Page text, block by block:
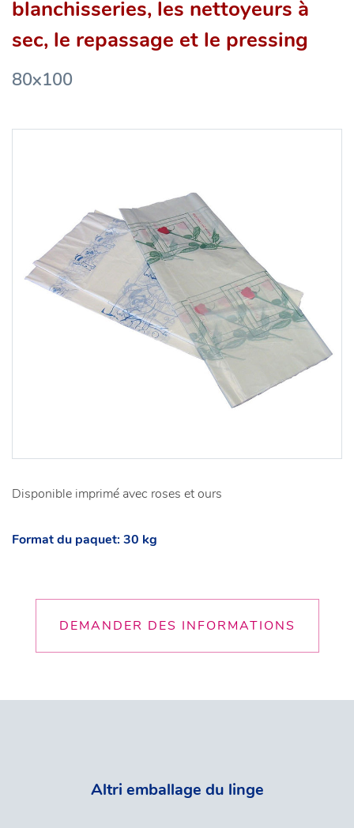
blanchisseries, les nettoyeurs à
sec, le repassage et le pressing
80x100
Disponible imprimé avec roses et ours
Format du paquet: 30 kg
DEMANDER DES INFORMATIONS
Altri emballage du linge